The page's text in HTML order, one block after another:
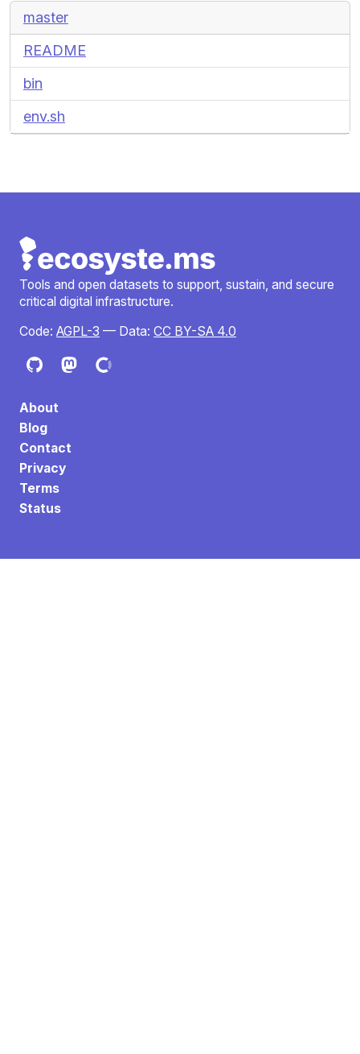
master
README
bin
env.sh
Tools and open datasets to support, sustain, and secure
critical digital infrastructure.
Code: AGPL-3 — Data: CC BY-SA 4.0
About
Blog
Contact
Privacy
Terms
Status